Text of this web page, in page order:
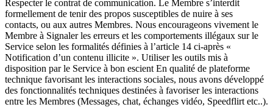
Respecter le contrat de communication. Le Membre s’interdit
formellement de tenir des propos susceptibles de nuire à ses
contacts, ou aux autres Membres. Nous encourageons vivement le
Membre à Signaler les erreurs et les comportements illégaux sur le
Service selon les formalités définies à l’article 14 ci-après «
Notification d’un contenu illicite ». Utiliser les outils mis à
disposition par le Service à bon escient En qualité de plateforme
technique favorisant les interactions sociales, nous avons développé
des fonctionnalités techniques destinées à favoriser les interactions
entre les Membres (Messages, chat, échanges vidéo, Speedflirt etc..).